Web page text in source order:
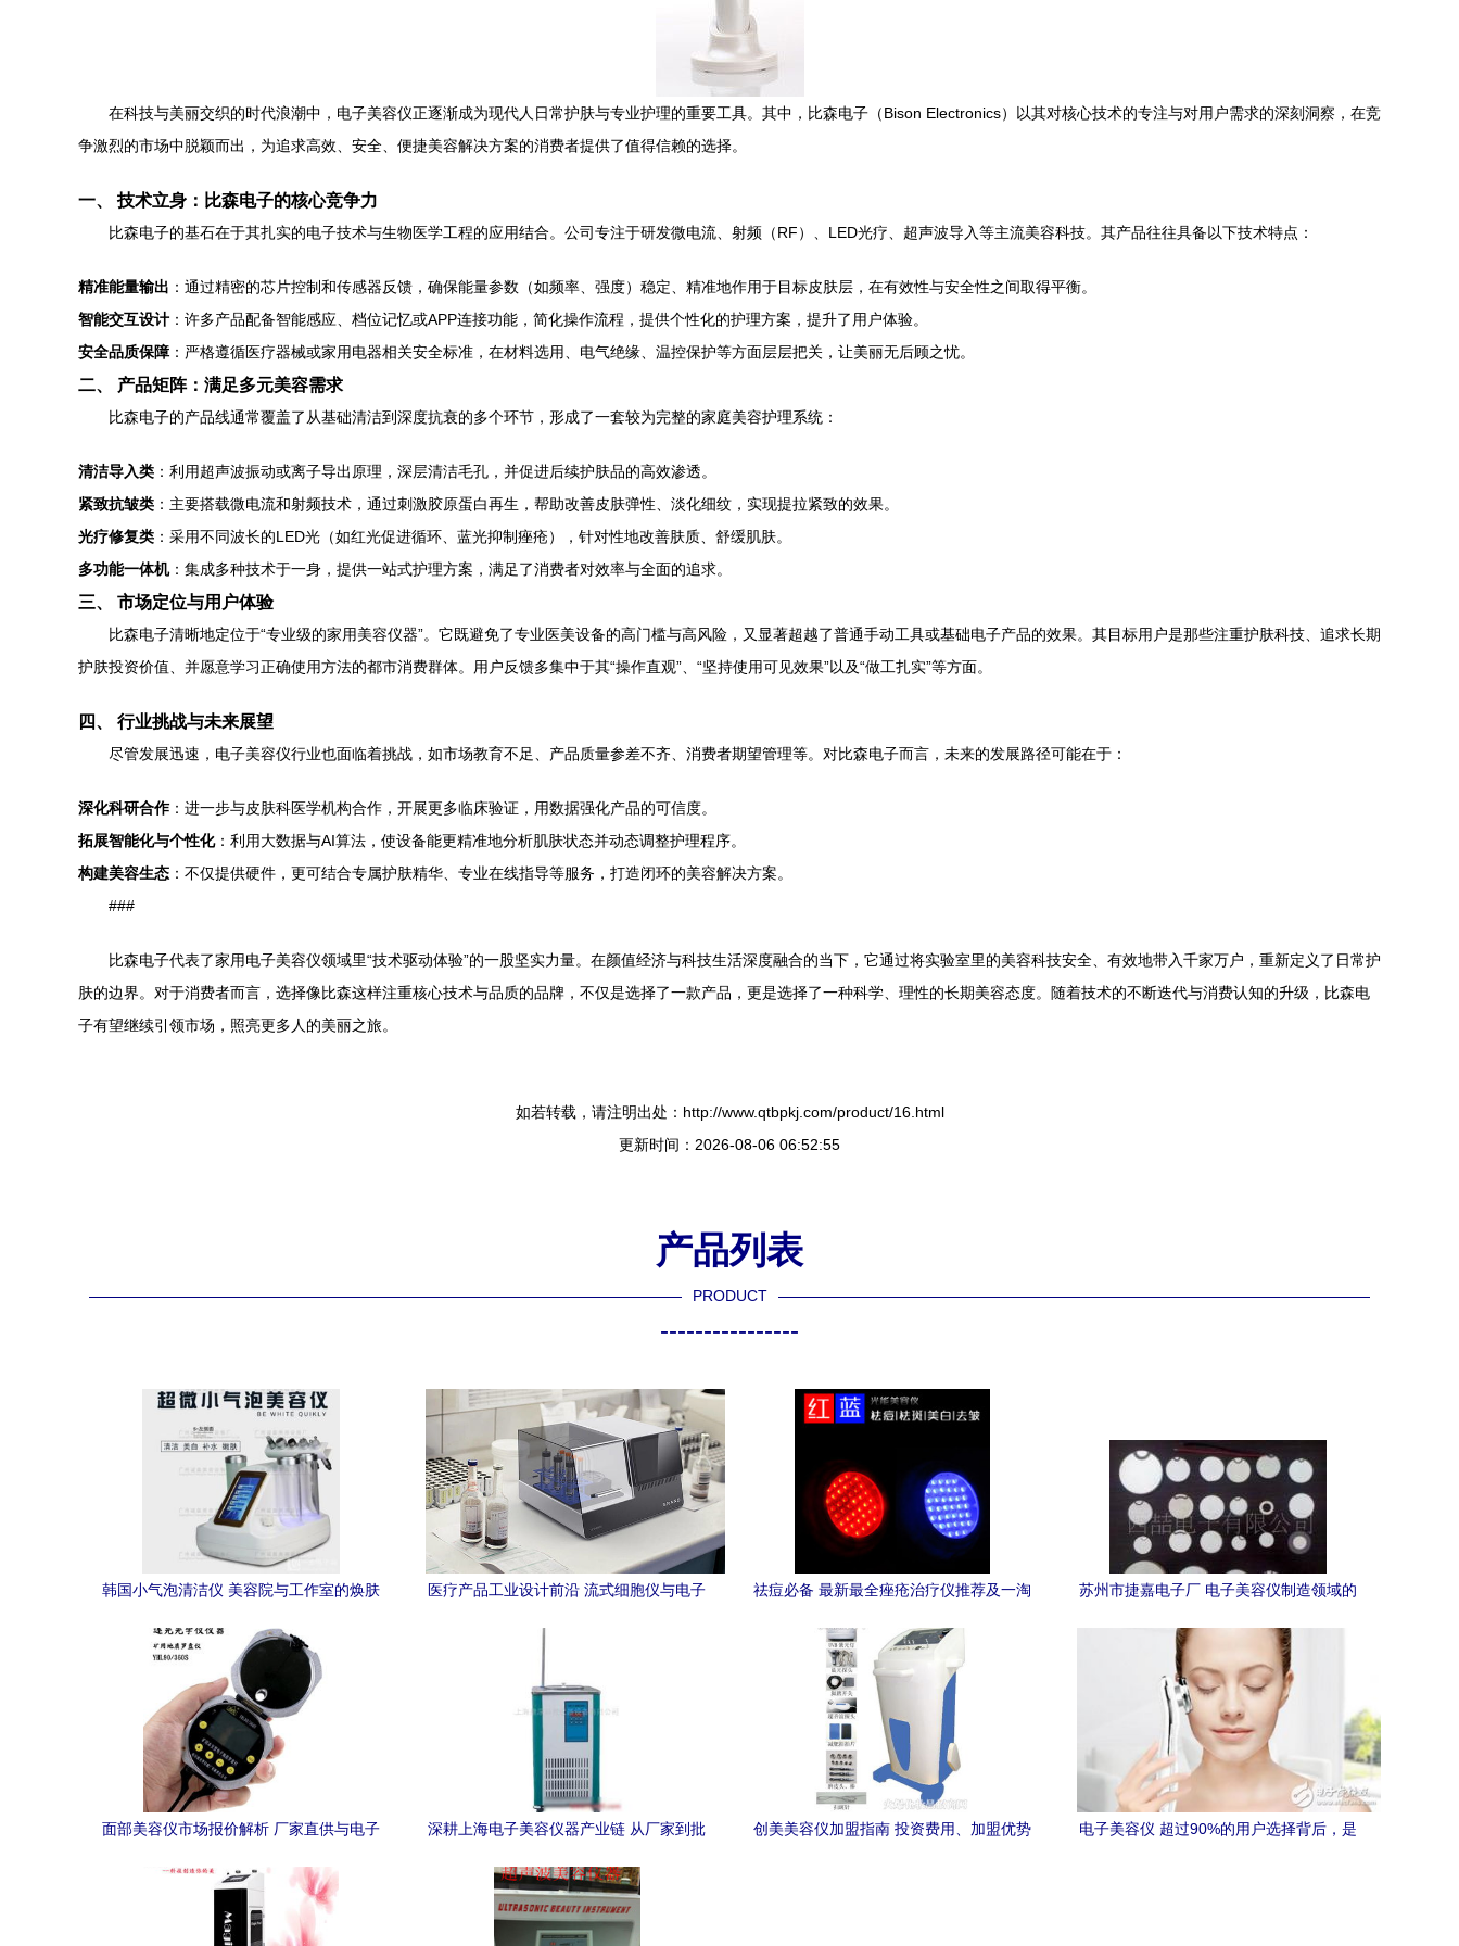
在科技与美丽交织的时代浪潮中，电子美容仪正逐渐成为现代人日常护肤与专业护理的重要工具。其中，比森电子（Bison Electronics）以其对核心技术的专注与对用户需求的深刻洞察，在竞
争激烈的市场中脱颖而出，为追求高效、安全、便捷美容解决方案的消费者提供了值得信赖的选择。
一、 技术立身：比森电子的核心竞争力
比森电子的基石在于其扎实的电子技术与生物医学工程的应用结合。公司专注于研发微电流、射频（RF）、LED光疗、超声波导入等主流美容科技。其产品往往具备以下技术特点：
精准能量输出 ：通过精密的芯片控制和传感器反馈，确保能量参数（如频率、强度）稳定、精准地作用于目标皮肤层，在有效性与安全性之间取得平衡。
智能交互设计 ：许多产品配备智能感应、档位记忆或APP连接功能，简化操作流程，提供个性化的护理方案，提升了用户体验。
安全品质保障 ：严格遵循医疗器械或家用电器相关安全标准，在材料选用、电气绝缘、温控保护等方面层层把关，让美丽无后顾之忧。
二、 产品矩阵：满足多元美容需求
比森电子的产品线通常覆盖了从基础清洁到深度抗衰的多个环节，形成了一套较为完整的家庭美容护理系统：
清洁导入类 ：利用超声波振动或离子导出原理，深层清洁毛孔，并促进后续护肤品的高效渗透。
紧致抗皱类 ：主要搭载微电流和射频技术，通过刺激胶原蛋白再生，帮助改善皮肤弹性、淡化细纹，实现提拉紧致的效果。
光疗修复类 ：采用不同波长的LED光（如红光促进循环、蓝光抑制痤疮），针对性地改善肤质、舒缓肌肤。
多功能一体机：集成多种技术于一身，提供一站式护理方案，满足了消费者对效率与全面的追求。
三、 市场定位与用户体验
比森电子清晰地定位于“专业级的家用美容仪器”。它既避免了专业医美设备的高门槛与高风险，又显著超越了普通手动工具或基础电子产品的效果。其目标用户是那些注重护肤科技、追求长期
护肤投资价值、并愿意学习正确使用方法的都市消费群体。用户反馈多集中于其“操作直观”、“坚持使用可见效果”以及“做工扎实”等方面。
四、 行业挑战与未来展望
尽管发展迅速，电子美容仪行业也面临着挑战，如市场教育不足、产品质量参差不齐、消费者期望管理等。对比森电子而言，未来的发展路径可能在于：
深化科研合作：进一步与皮肤科医学机构合作，开展更多临床验证，用数据强化产品的可信度。
拓展智能化与个性化：利用大数据与AI算法，使设备能更精准地分析肌肤状态并动态调整护理程序。
构建美容生态 ：不仅提供硬件，更可结合专属护肤精华、专业在线指导等服务，打造闭环的美容解决方案。
###
比森电子代表了家用电子美容仪领域里“技术驱动体验”的一股坚实力量。在颜值经济与科技生活深度融合的当下，它通过将实验室里的美容科技安全、有效地带入千家万户，重新定义了日常护
肤的边界。对于消费者而言，选择像比森这样注重核心技术与品质的品牌，不仅是选择了一款产品，更是选择了一种科学、理性的长期美容态度。随着技术的不断迭代与消费认知的升级，比森电
子有望继续引领市场，照亮更多人的美丽之旅。
如若转载，请注明出处：http://www.qtbpkj.com/product/16.html
更新时间：2026-08-06 06:52:55
产品列表
PRODUCT
----------------
韩国小气泡清洁仪 美容院与工作室的焕肤
医疗产品工业设计前沿 流式细胞仪与电子
祛痘必备 最新最全痤疮治疗仪推荐及一淘
苏州市捷嘉电子厂 电子美容仪制造领域的
面部美容仪市场报价解析 厂家直供与电子
深耕上海电子美容仪器产业链 从厂家到批
创美美容仪加盟指南 投资费用、加盟优势
电子美容仪 超过90%的用户选择背后，是